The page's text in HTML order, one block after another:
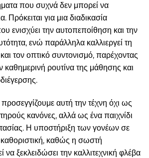
που συχνά δεν μπορεί να
Πρόκειται για μια διαδικασία
ενισχύει την αυτοπεποίθηση και την
ενώ παράλληλα καλλιεργεί τη
και τον οπτικό συντονισμό, παρέχοντας
καθημερινή ρουτίνα της μάθησης και
αυτή την τέχνη όχι ως
κανόνες, αλλά ως ένα παιχνίδι
Η υποστήριξη των γονέων σε
καθοριστική, καθώς η σωστή
ξεκλειδώσει την καλλιτεχνική φλέβα